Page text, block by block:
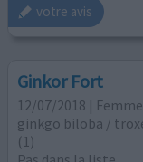
votre avis
Ginkor Fort
12/07/2018 |
ginkgo biloba /
(1)